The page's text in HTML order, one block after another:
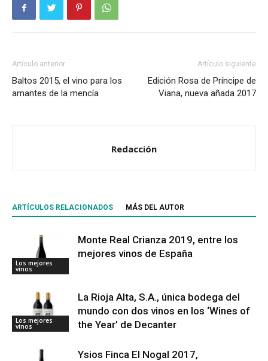
Artículo anterior
Baltos 2015, el vino para los
amantes de la mencía
Artículo siguiente
Edición Rosa de Príncipe de
Viana, nueva añada 2017
Redacción
ARTÍCULOS RELACIONADOS MÁS DEL AUTOR
Los mejores
vinos
Monte Real Crianza 2019, entre los
mejores vinos de España
Los mejores
vinos
La Rioja Alta, S.A., única bodega del
mundo con dos vinos en los ‘Wines of
the Year’ de Decanter
Ysios Finca El Nogal 2017,